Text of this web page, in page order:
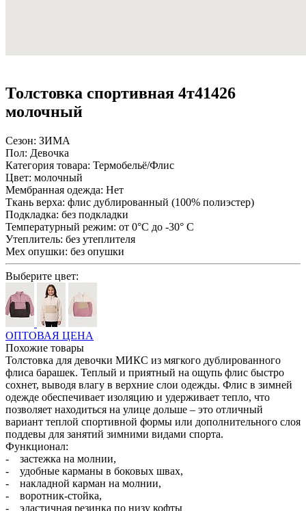
Толстовка спортивная 4т41426
молочный
Сезон: ЗИМА
Пол: Девочка
Категория товара: Термобельё/Флис
Цвет: молочный
Мембранная одежда: Нет
Ткань верха: флис дублированный (100% полиэстер)
Подкладка: без подкладки
Температурный режим: от 0°С до -30° С
Утеплитель: без утеплителя
Мех опушки: без опушки
Выберите цвет:
ОПТОВАЯ ЦЕНА
Похожие товары
Толстовка для девочки МИКС из мягкого дублированного
флиса барашек. Теплый и приятный на ощупь флис быстро
сохнет, выводя влагу в верхние слои одежды. Флис в зимней
одежде обеспечивает изоляцию и удерживает тепло, что
позволяет находиться на улице дольше – это отличный
вариант теплой спортивной формы или дополнительного слоя
поддевы для занятий зимними видами спорта.
Функционал:
- застежка на молнии,
- удобные карманы в боковых швах,
- накладной карман на молнии,
- воротник-стойка,
- эластичная резинка по низу кофты